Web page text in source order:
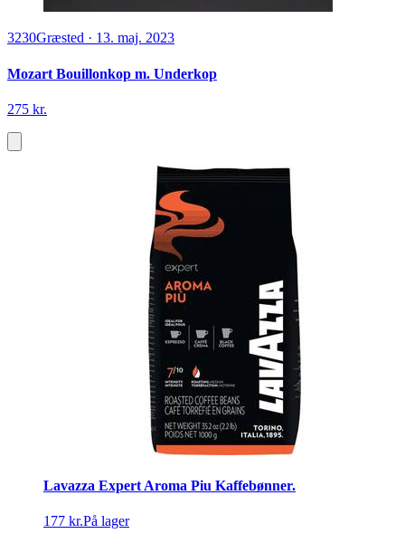
3230Græsted · 13. maj. 2023
Mozart Bouillonkop m. Underkop
275 kr.
Lavazza Expert Aroma Piu Kaffebønner.
177 kr.På lager